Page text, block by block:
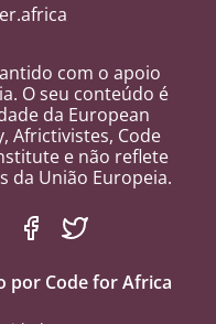
com o apoio
O seu conteúdo é
da European
Africtivistes, Code
e não reflete
da União Europeia.
por Code for Africa